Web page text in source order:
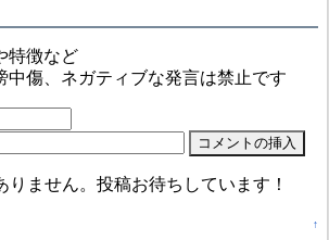
特徴など
中傷、ネガティブな発言は禁止です
りません。投稿お待ちしています！
↑